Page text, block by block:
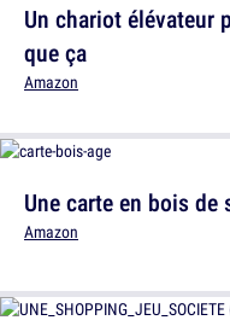
Un chariot élévateur
que ça
Amazon
Une carte en bois de
Amazon